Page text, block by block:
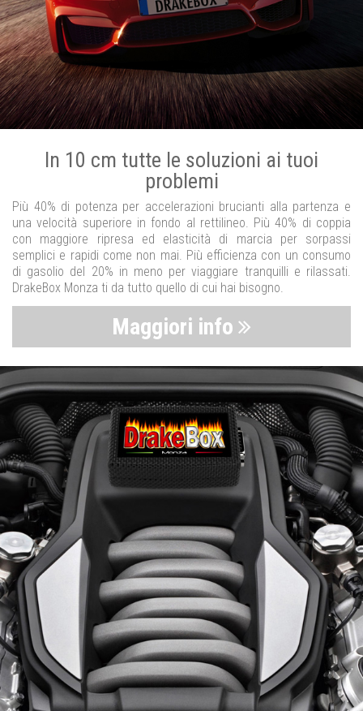
In 10 cm tutte le soluzioni ai tuoi
problemi
Più 40% di potenza per accelerazioni brucianti alla partenza e
una velocità superiore in fondo al rettilineo. Più 40% di coppia
con maggiore ripresa ed elasticità di marcia per sorpassi
semplici e rapidi come non mai. Più efficienza con un consumo
di gasolio del 20% in meno per viaggiare tranquilli e rilassati.
DrakeBox Monza ti da tutto quello di cui hai bisogno.
Maggiori info